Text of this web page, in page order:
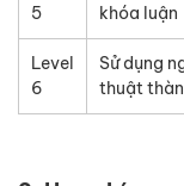
5
khóa luận
Level
6
Sử dụng
thuật